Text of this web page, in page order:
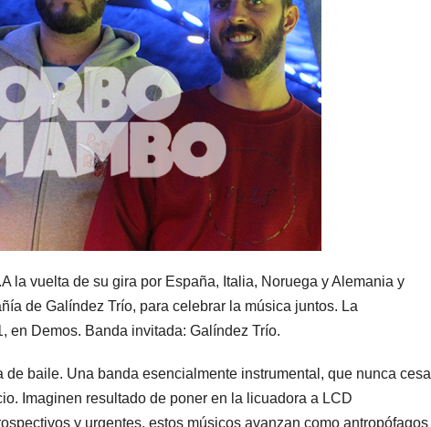
la vuelta de su gira por España, Italia, Noruega y Alemania y
de Galíndez Trío, para celebrar la música juntos. La
en Demos. Banda invitada: Galíndez Trío.
baile. Una banda esencialmente instrumental, que nunca cesa
Imaginen resultado de poner en la licuadora a LCD
y urgentes, estos músicos avanzan como antropófagos